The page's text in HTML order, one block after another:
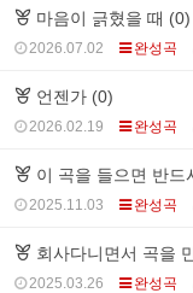
마음이 긁혔을 때 (0)
2026.07.02 완성곡
언젠가 (0)
2026.02.19 완성곡
이 곡을 들으면 반
2025.11.03 완성곡
회사다니면서 곡을
2025.03.26 완성곡